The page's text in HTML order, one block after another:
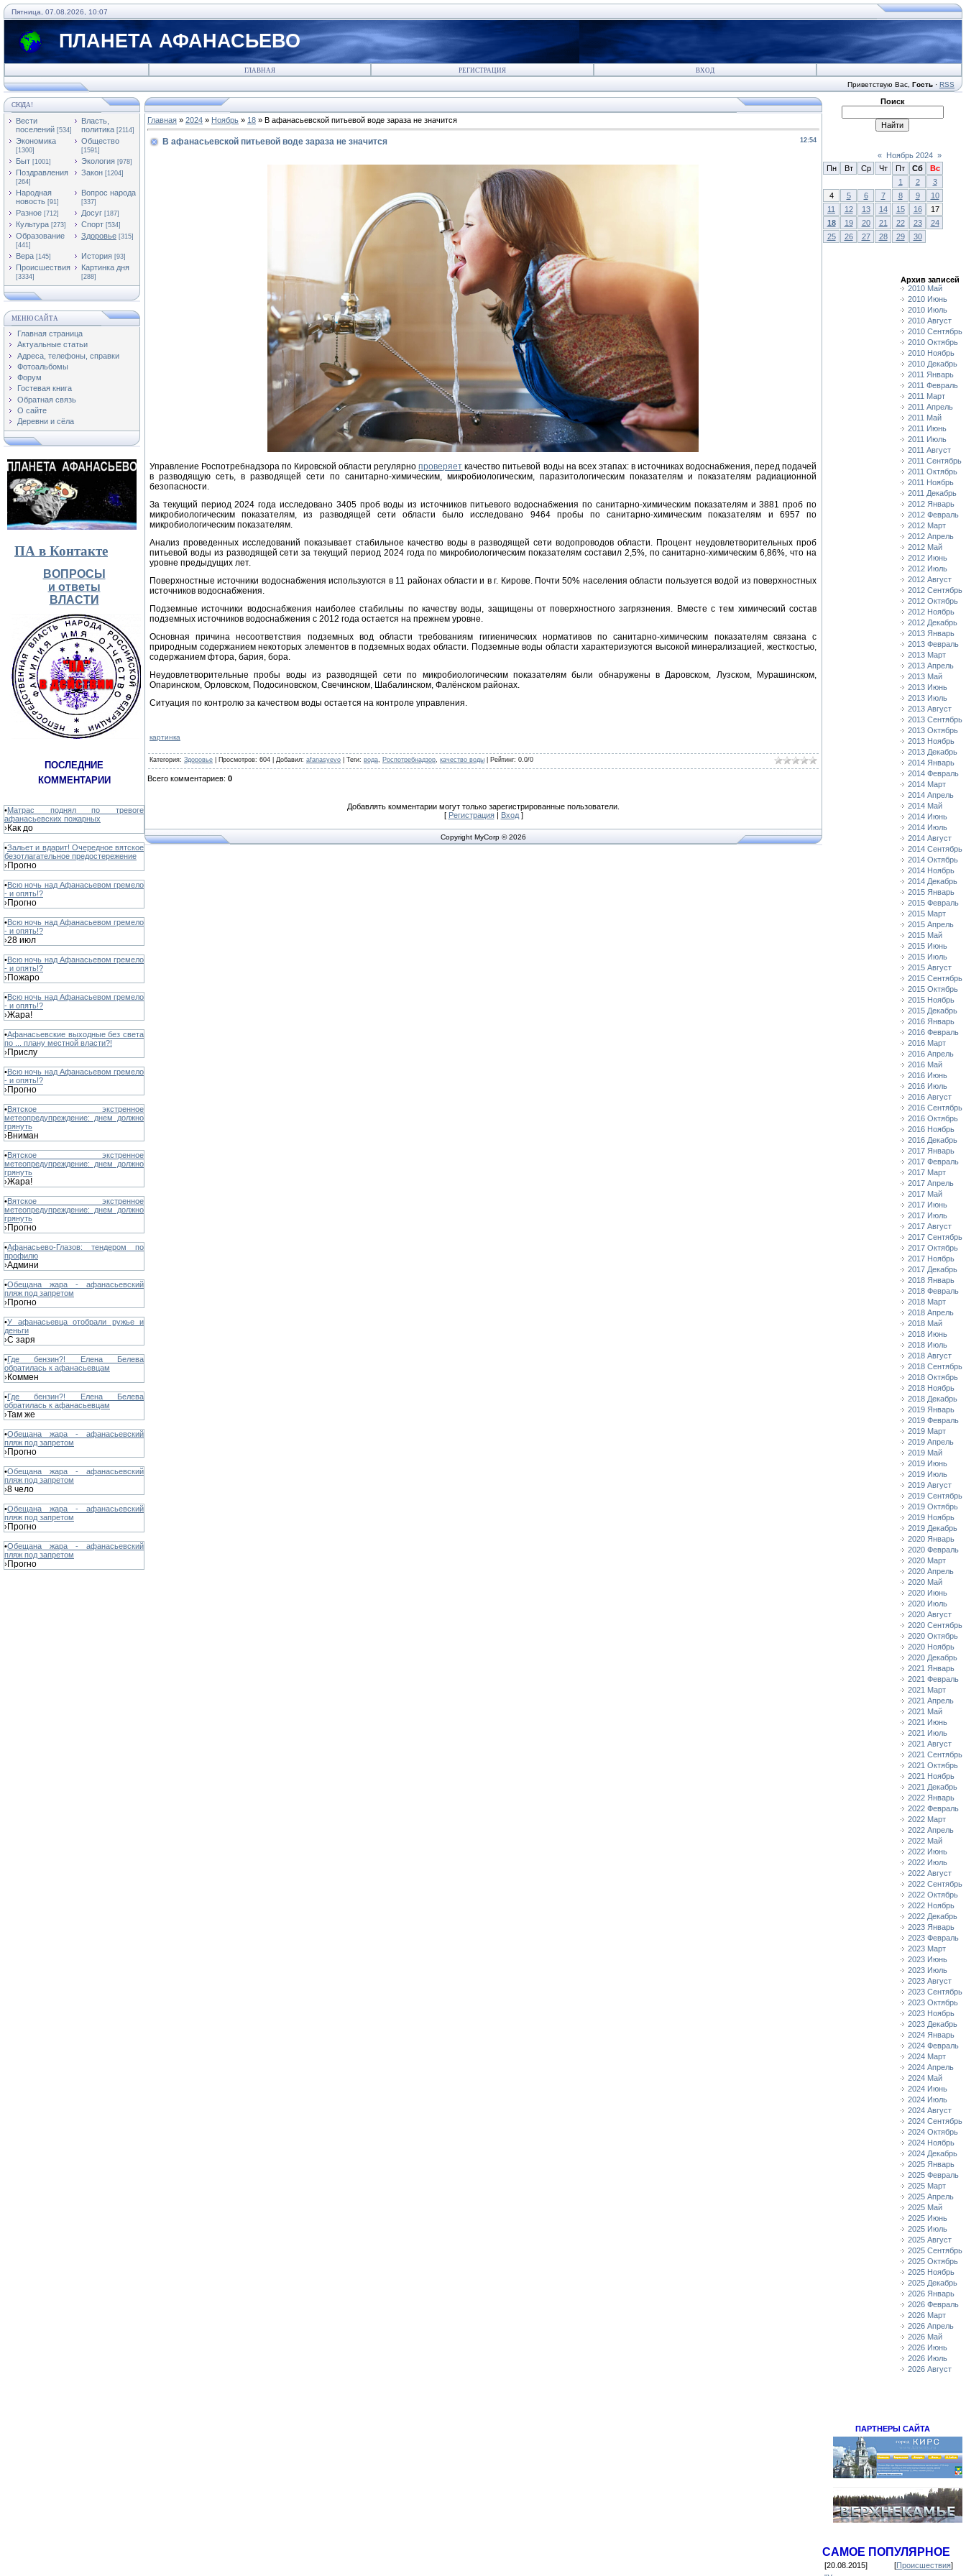
Пятница, 07.08.2026, 10:07
ПЛАНЕТА АФАНАСЬЕВО
ГЛАВНАЯ РЕГИСТРАЦИЯ ВХОД
Приветствую Вас Гость · RSS
СЮДА!
Вести
поселений [534]
Власть,
политика [2114]
Экономика
[1300]
Общество
[1591]
Быт [1001] Экология [978]
Поздравления
[264]
Закон [1204]
Народная
новость [91]
Вопрос народа
[337]
Разное [712] Досуг [187]
Культура [273] Спорт [534]
Образование
[441]
Здоровье [315]
Вера [145] История [93]
Происшествия
[3334]
Картинка дня
[288]
МЕНЮ САЙТА
Главная страница
Актуальные статьи
Адреса, телефоны, справки
Фотоальбомы
Форум
Гостевая книга
Обратная связь
О сайте
Деревни и сёла
ПА в Контакте
ВОПРОСЫ
и ответы
ВЛАСТИ
ПОСЛЕДНИЕ
КОММЕНТАРИИ
•Матрас поднял по тревоге
афанасьевских пожарных
›Как до
•Зальет и вдарит! Очередное вятское
безотлагательное предостережение
›Прогно
•Всю ночь над Афанасьевом гремело
- и опять!?
›Прогно
•Всю ночь над Афанасьевом гремело
- и опять!?
›28 июл
•Всю ночь над Афанасьевом гремело
- и опять!?
›Пожаро
•Всю ночь над Афанасьевом гремело
- и опять!?
›Жара!
•Афанасьевские выходные без света
по ... плану местной власти?!
›Прислу
•Всю ночь над Афанасьевом гремело
- и опять!?
›Прогно
•Вятское экстренное
метеопредупреждение: днем должно
грянуть
›Вниман
•Вятское экстренное
метеопредупреждение: днем должно
грянуть
›Жара!
•Вятское экстренное
метеопредупреждение: днем должно
грянуть
›Прогно
•Афанасьево-Глазов: тендером по
профилю
›Админи
•Обещана жара - афанасьевский
пляж под запретом
›Прогно
•У афанасьевца отобрали ружье и
деньги
›С заря
•Где бензин?! Елена Белева
обратилась к афанасьевцам
›Коммен
•Где бензин?! Елена Белева
обратилась к афанасьевцам
›Там же
•Обещана жара - афанасьевский
пляж под запретом
›Прогно
•Обещана жара - афанасьевский
пляж под запретом
›8 чело
•Обещана жара - афанасьевский
пляж под запретом
›Прогно
•Обещана жара - афанасьевский
пляж под запретом
›Прогно
Главная » 2024 » Ноябрь » 18 » В афанасьевской питьевой воде зараза не значится
12:54
В афанасьевской питьевой воде зараза не значится
Управление Роспотребнадзора по Кировской области регулярнопроверяет качество питьевой воды на всех этапах: в источниках водоснабжения, перед подачей
в разводящую сеть, в разводящей сети по санитарно-химическим, микробиологическим, паразитологическим показателям и показателям радиационной
безопасности.
За текущий период 2024 года исследовано 3405 проб воды из источников питьевого водоснабжения по санитарно-химическим показателям и 3881 проб по
микробиологическим показателям, из разводящей сети области было исследовано 9464 пробы по санитарно-химическим показателям и 6957 по
микробиологическим показателям.
Анализ проведенных исследований показывает стабильное качество воды в разводящей сети водопроводов области. Процент неудовлетворительных проб
питьевой воды из разводящей сети за текущий период 2024 года по микробиологическим показателям составил 2,5%, по санитарно-химическим 6,86%, что на
уровне предыдущих лет.
Поверхностные источники водоснабжения используются в 11 районах области и в г. Кирове. Почти 50% населения области пользуется водой из поверхностных
источников водоснабжения.
Подземные источники водоснабжения наиболее стабильны по качеству воды, защищены от поверхностного загрязнения. Вместе с тем химический состав
подземных источников водоснабжения с 2012 года остается на прежнем уровне.
Основная причина несоответствия подземных вод области требованиям гигиенических нормативов по санитарно-химическим показателям связана с
природным содержанием некоторых элементов в подземных водах области. Подземные воды области характеризуются высокой минерализацией, жесткостью,
содержанием фтора, бария, бора.
Неудовлетворительные пробы воды из разводящей сети по микробиологическим показателям были обнаружены в Даровском, Лузском, Мурашинском,
Опаринском, Орловском, Подосиновском, Свечинском, Шабалинском, Фалёнском районах.
Ситуация по контролю за качеством воды остается на контроле управления.
картинка
Категория: Здоровье Просмотров: 604 | Добавил: afanasyevo Теги: вода, Роспотребнадзор, качество воды Рейтинг: 0.0/0
Всего комментариев: 0
Добавлять комментарии могут только зарегистрированные пользователи.
[ Регистрация| Вход]
Copyright MyCorp © 2026
Поиск
« Ноябрь 2024 »
Пн
Вт Ср Чт Пт Сб
Вс
1
2
3
4
5 6 7 8 9
10
11
12 13 14 15 16
17
18
19 20 21 22 23
24
25
26 27 28 29 30
Архив записей
2010 Май
2010 Июнь
2010 Июль
2010 Август
2010 Сентябрь
2010 Октябрь
2010 Ноябрь
2010 Декабрь
2011 Январь
2011 Февраль
2011 Март
2011 Апрель
2011 Май
2011 Июнь
2011 Июль
2011 Август
2011 Сентябрь
2011 Октябрь
2011 Ноябрь
2011 Декабрь
2012 Январь
2012 Февраль
2012 Март
2012 Апрель
2012 Май
2012 Июнь
2012 Июль
2012 Август
2012 Сентябрь
2012 Октябрь
2012 Ноябрь
2012 Декабрь
2013 Январь
2013 Февраль
2013 Март
2013 Апрель
2013 Май
2013 Июнь
2013 Июль
2013 Август
2013 Сентябрь
2013 Октябрь
2013 Ноябрь
2013 Декабрь
2014 Январь
2014 Февраль
2014 Март
2014 Апрель
2014 Май
2014 Июнь
2014 Июль
2014 Август
2014 Сентябрь
2014 Октябрь
2014 Ноябрь
2014 Декабрь
2015 Январь
2015 Февраль
2015 Март
2015 Апрель
2015 Май
2015 Июнь
2015 Июль
2015 Август
2015 Сентябрь
2015 Октябрь
2015 Ноябрь
2015 Декабрь
2016 Январь
2016 Февраль
2016 Март
2016 Апрель
2016 Май
2016 Июнь
2016 Июль
2016 Август
2016 Сентябрь
2016 Октябрь
2016 Ноябрь
2016 Декабрь
2017 Январь
2017 Февраль
2017 Март
2017 Апрель
2017 Май
2017 Июнь
2017 Июль
2017 Август
2017 Сентябрь
2017 Октябрь
2017 Ноябрь
2017 Декабрь
2018 Январь
2018 Февраль
2018 Март
2018 Апрель
2018 Май
2018 Июнь
2018 Июль
2018 Август
2018 Сентябрь
2018 Октябрь
2018 Ноябрь
2018 Декабрь
2019 Январь
2019 Февраль
2019 Март
2019 Апрель
2019 Май
2019 Июнь
2019 Июль
2019 Август
2019 Сентябрь
2019 Октябрь
2019 Ноябрь
2019 Декабрь
2020 Январь
2020 Февраль
2020 Март
2020 Апрель
2020 Май
2020 Июнь
2020 Июль
2020 Август
2020 Сентябрь
2020 Октябрь
2020 Ноябрь
2020 Декабрь
2021 Январь
2021 Февраль
2021 Март
2021 Апрель
2021 Май
2021 Июнь
2021 Июль
2021 Август
2021 Сентябрь
2021 Октябрь
2021 Ноябрь
2021 Декабрь
2022 Январь
2022 Февраль
2022 Март
2022 Апрель
2022 Май
2022 Июнь
2022 Июль
2022 Август
2022 Сентябрь
2022 Октябрь
2022 Ноябрь
2022 Декабрь
2023 Январь
2023 Февраль
2023 Март
2023 Июнь
2023 Июль
2023 Август
2023 Сентябрь
2023 Октябрь
2023 Ноябрь
2023 Декабрь
2024 Январь
2024 Февраль
2024 Март
2024 Апрель
2024 Май
2024 Июнь
2024 Июль
2024 Август
2024 Сентябрь
2024 Октябрь
2024 Ноябрь
2024 Декабрь
2025 Январь
2025 Февраль
2025 Март
2025 Апрель
2025 Май
2025 Июнь
2025 Июль
2025 Август
2025 Сентябрь
2025 Октябрь
2025 Ноябрь
2025 Декабрь
2026 Январь
2026 Февраль
2026 Март
2026 Апрель
2026 Май
2026 Июнь
2026 Июль
2026 Август
ПАРТНЕРЫ САЙТА
САМОЕ ПОПУЛЯРНОЕ
[20.08.2015] [Происшествия]